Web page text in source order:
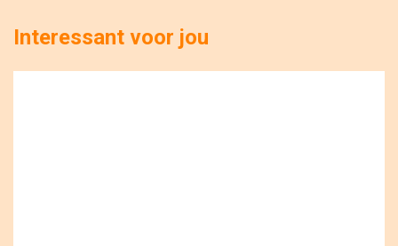
Interessant voor jou